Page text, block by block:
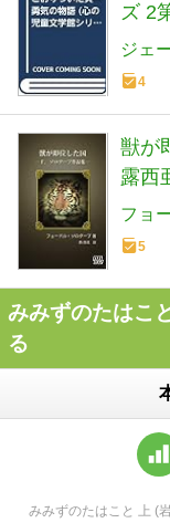
ズ 2
ジェ
4
獣が
露西
フョ
5
みみずのたはこ
る
みみずのたはこと 上 (